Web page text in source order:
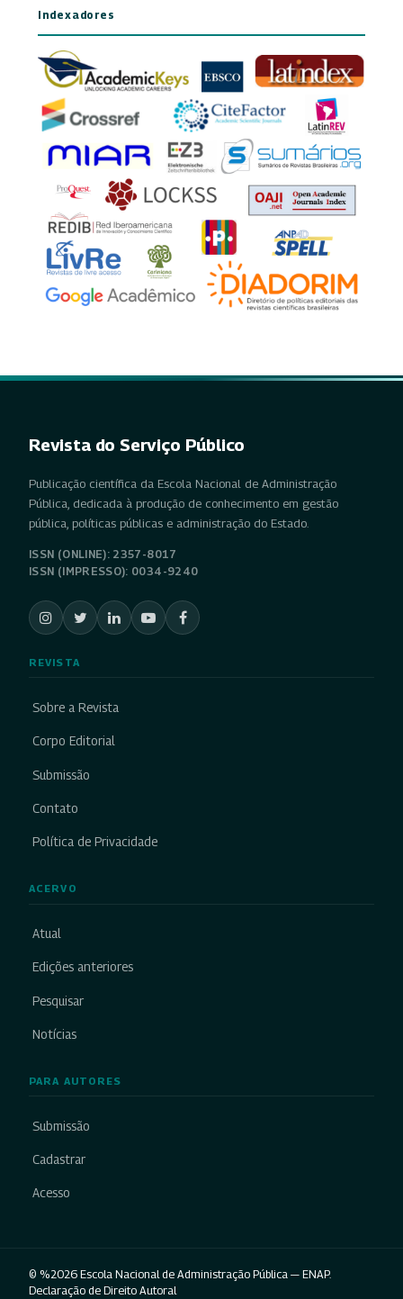
Indexadores
Revista do Serviço Público
Publicação científica da Escola Nacional de Administração
Pública, dedicada à produção de conhecimento em gestão
pública, políticas públicas e administração do Estado.
ISSN (ONLINE): 2357-8017
ISSN (IMPRESSO): 0034-9240
REVISTA
Sobre a Revista
Corpo Editorial
Submissão
Contato
Política de Privacidade
ACERVO
Atual
Edições anteriores
Pesquisar
Notícias
PARA AUTORES
Submissão
Cadastrar
Acesso
© %2026 Escola Nacional de Administração Pública — ENAP.
Declaração de Direito Autoral